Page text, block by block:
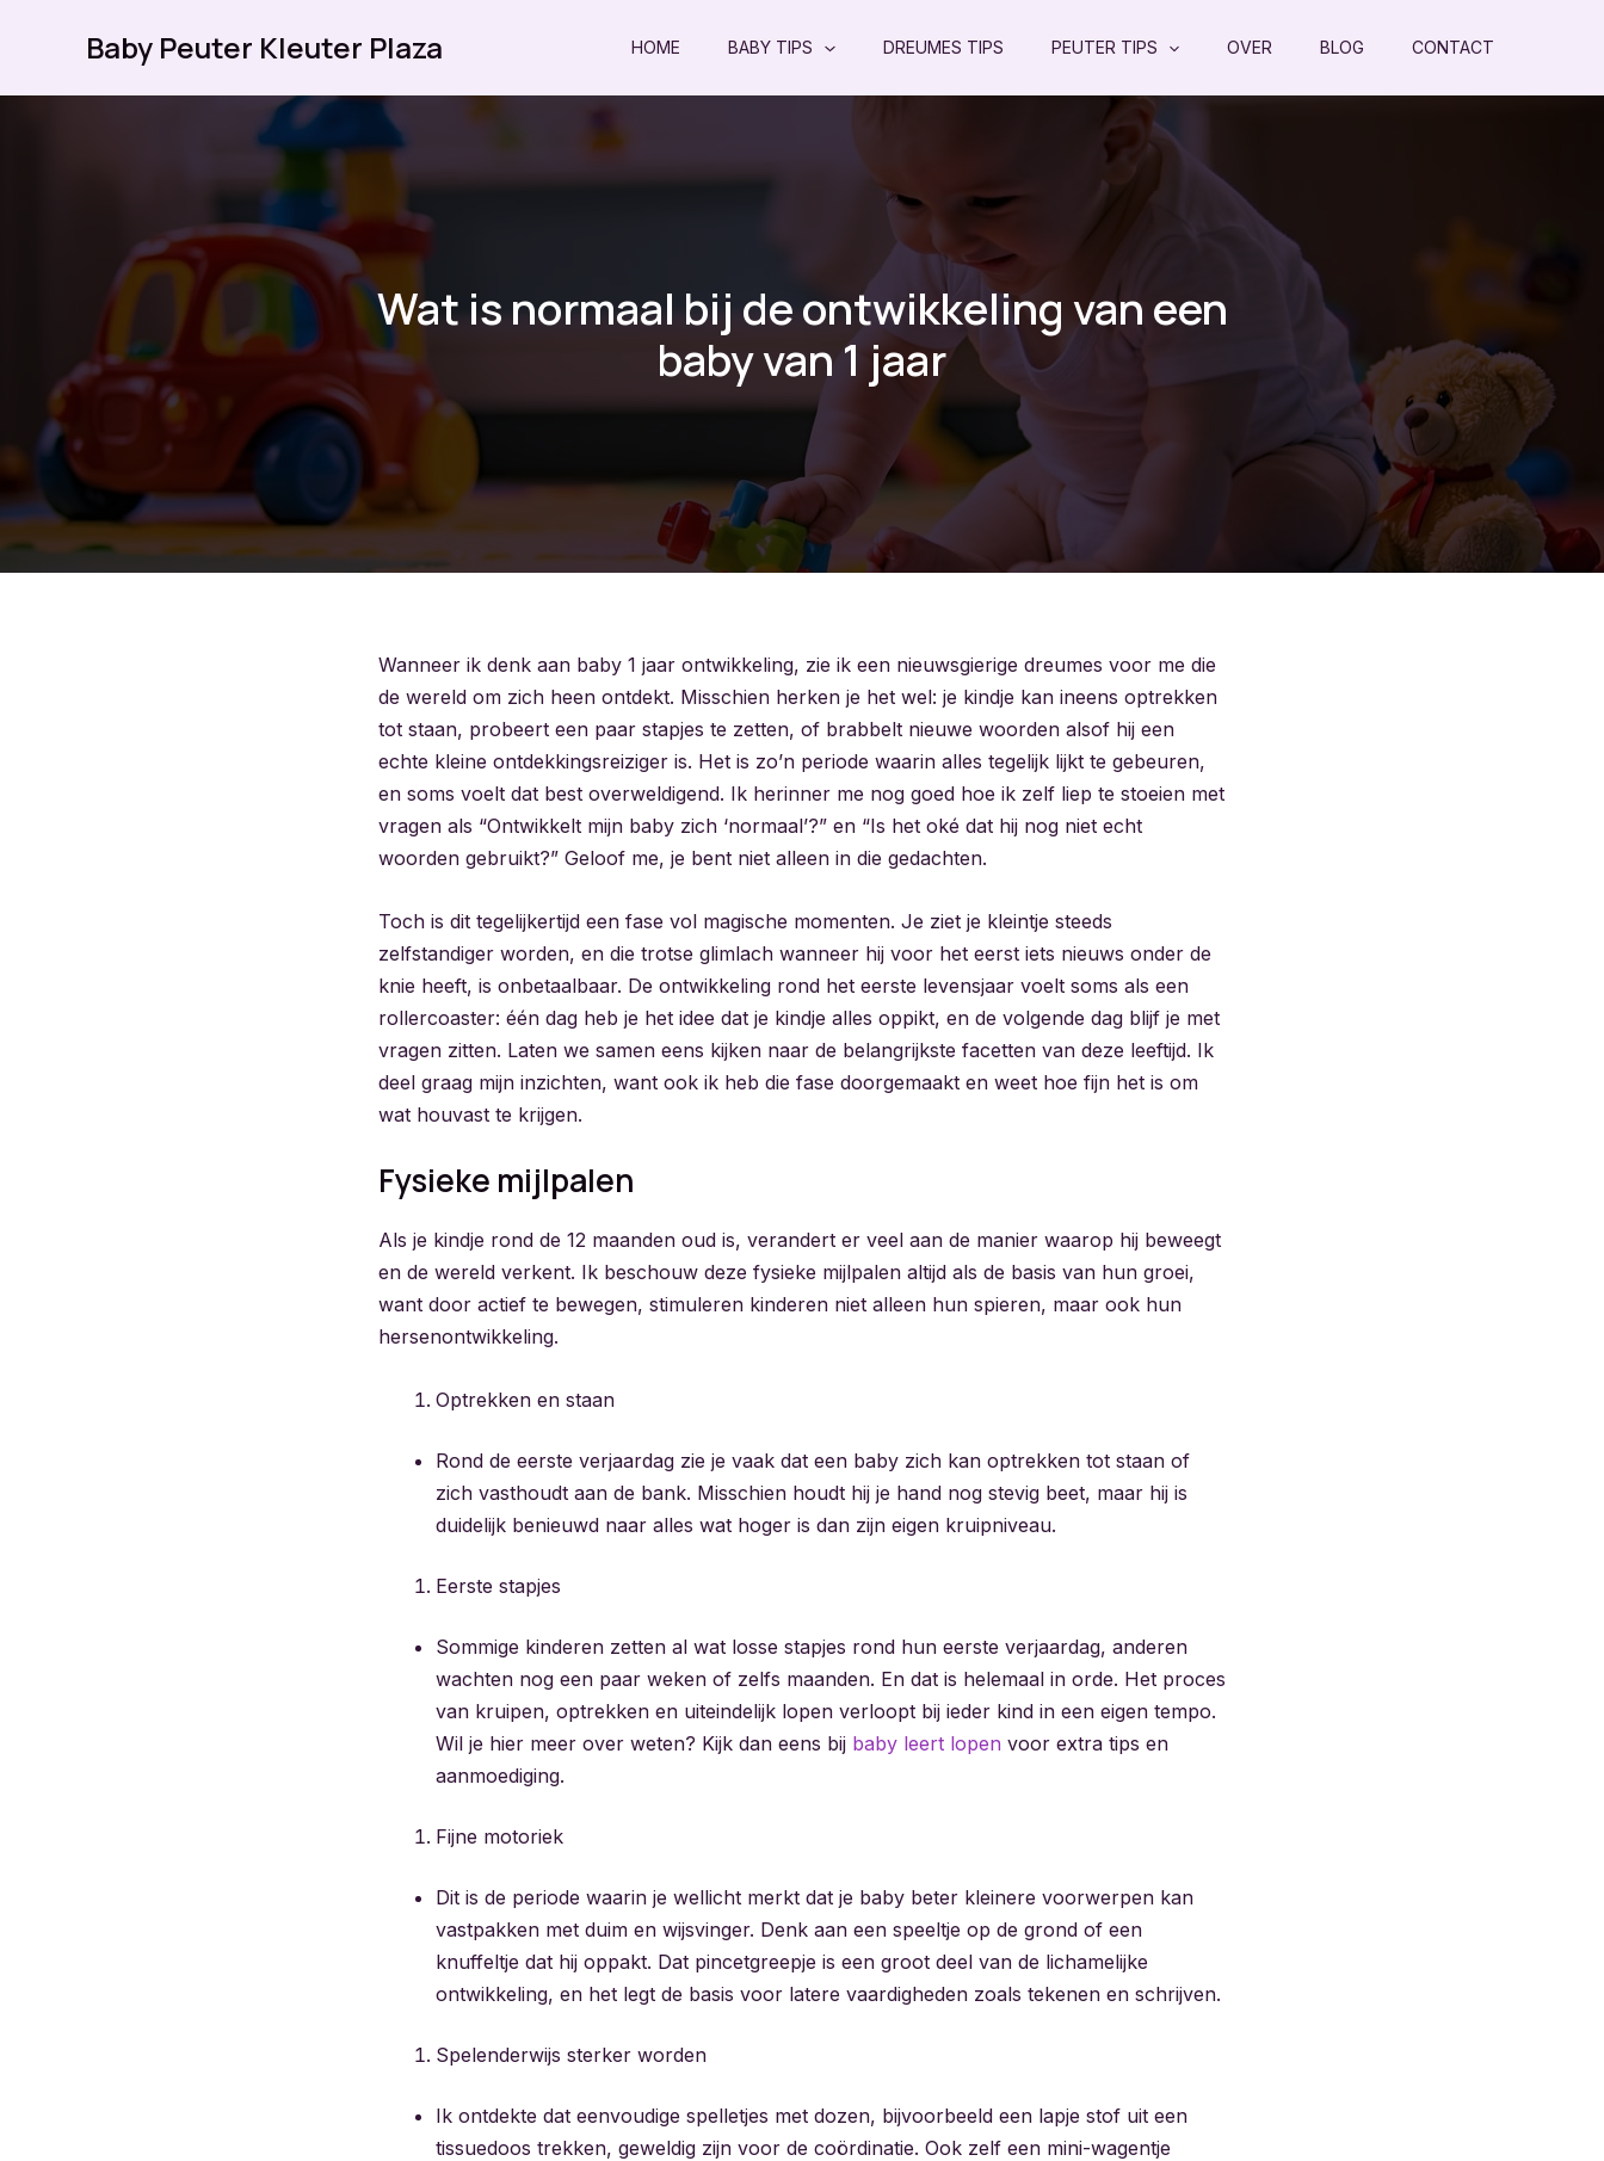
Baby Peuter Kleuter Plaza HOME BABY TIPS DREUMES TIPS PEUTER TIPS OVER BLOG CONTACT
Wat is normaal bij de ontwikkeling van een
baby van 1 jaar
Wanneer ik denk aan baby 1 jaar ontwikkeling, zie ik een nieuwsgierige dreumes voor me die
de wereld om zich heen ontdekt. Misschien herken je het wel: je kindje kan ineens optrekken
tot staan, probeert een paar stapjes te zetten, of brabbelt nieuwe woorden alsof hij een
echte kleine ontdekkingsreiziger is. Het is zo’n periode waarin alles tegelijk lijkt te gebeuren,
en soms voelt dat best overweldigend. Ik herinner me nog goed hoe ik zelf liep te stoeien met
vragen als “Ontwikkelt mijn baby zich ‘normaal’?” en “Is het oké dat hij nog niet echt
woorden gebruikt?” Geloof me, je bent niet alleen in die gedachten.
Toch is dit tegelijkertijd een fase vol magische momenten. Je ziet je kleintje steeds
zelfstandiger worden, en die trotse glimlach wanneer hij voor het eerst iets nieuws onder de
knie heeft, is onbetaalbaar. De ontwikkeling rond het eerste levensjaar voelt soms als een
rollercoaster: één dag heb je het idee dat je kindje alles oppikt, en de volgende dag blijf je met
vragen zitten. Laten we samen eens kijken naar de belangrijkste facetten van deze leeftijd. Ik
deel graag mijn inzichten, want ook ik heb die fase doorgemaakt en weet hoe fijn het is om
wat houvast te krijgen.
Fysieke mijlpalen
Als je kindje rond de 12 maanden oud is, verandert er veel aan de manier waarop hij beweegt
en de wereld verkent. Ik beschouw deze fysieke mijlpalen altijd als de basis van hun groei,
want door actief te bewegen, stimuleren kinderen niet alleen hun spieren, maar ook hun
hersenontwikkeling.
Optrekken en staan
Rond de eerste verjaardag zie je vaak dat een baby zich kan optrekken tot staan of
zich vasthoudt aan de bank. Misschien houdt hij je hand nog stevig beet, maar hij is
duidelijk benieuwd naar alles wat hoger is dan zijn eigen kruipniveau.
Eerste stapjes
Sommige kinderen zetten al wat losse stapjes rond hun eerste verjaardag, anderen
wachten nog een paar weken of zelfs maanden. En dat is helemaal in orde. Het proces
van kruipen, optrekken en uiteindelijk lopen verloopt bij ieder kind in een eigen tempo.
Wil je hier meer over weten? Kijk dan eens bij baby leert lopen voor extra tips en
aanmoediging.
Fijne motoriek
Dit is de periode waarin je wellicht merkt dat je baby beter kleinere voorwerpen kan
vastpakken met duim en wijsvinger. Denk aan een speeltje op de grond of een
knuffeltje dat hij oppakt. Dat pincetgreepje is een groot deel van de lichamelijke
ontwikkeling, en het legt de basis voor latere vaardigheden zoals tekenen en schrijven.
Spelenderwijs sterker worden
Ik ontdekte dat eenvoudige spelletjes met dozen, bijvoorbeeld een lapje stof uit een
tissuedoos trekken, geweldig zijn voor de coördinatie. Ook zelf een mini-wagentje